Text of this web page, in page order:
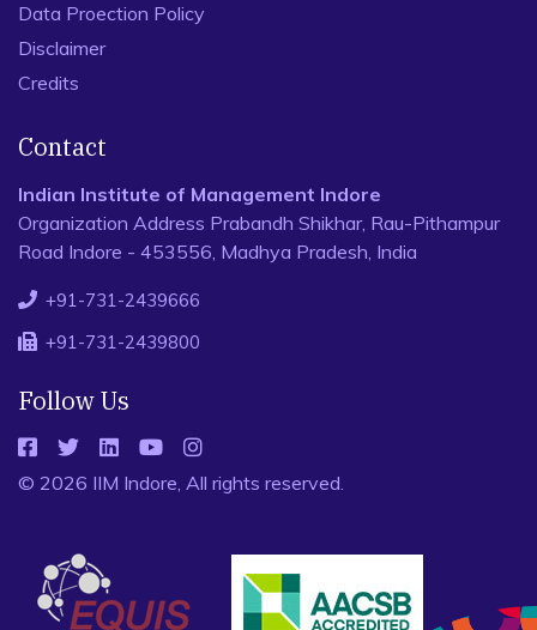
Data Proection Policy
Disclaimer
Credits
Contact
Indian Institute of Management Indore
Organization Address Prabandh Shikhar, Rau-Pithampur
Road Indore - 453556, Madhya Pradesh, India
+91-731-2439666
+91-731-2439800
Follow Us
© 2026 IIM Indore, All rights reserved.